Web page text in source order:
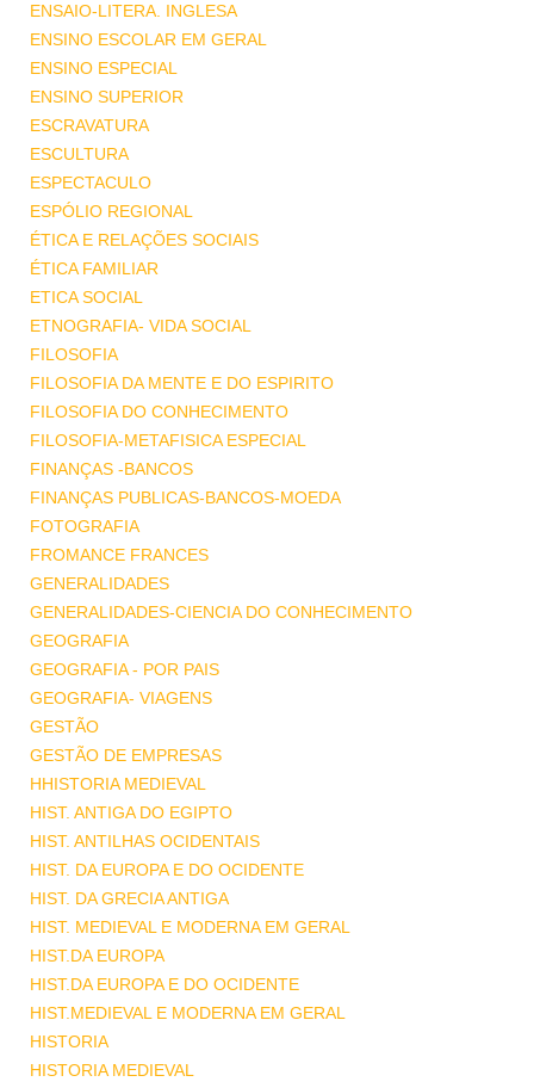
ENSAIO-LITERA. INGLESA
ENSINO ESCOLAR EM GERAL
ENSINO ESPECIAL
ENSINO SUPERIOR
ESCRAVATURA
ESCULTURA
ESPECTACULO
ESPÓLIO REGIONAL
ÉTICA E RELAÇÕES SOCIAIS
ÉTICA FAMILIAR
ETICA SOCIAL
ETNOGRAFIA- VIDA SOCIAL
FILOSOFIA
FILOSOFIA DA MENTE E DO ESPIRITO
FILOSOFIA DO CONHECIMENTO
FILOSOFIA-METAFISICA ESPECIAL
FINANÇAS -BANCOS
FINANÇAS PUBLICAS-BANCOS-MOEDA
FOTOGRAFIA
FROMANCE FRANCES
GENERALIDADES
GENERALIDADES-CIENCIA DO CONHECIMENTO
GEOGRAFIA
GEOGRAFIA - POR PAIS
GEOGRAFIA- VIAGENS
GESTÃO
GESTÃO DE EMPRESAS
HHISTORIA MEDIEVAL
HIST. ANTIGA DO EGIPTO
HIST. ANTILHAS OCIDENTAIS
HIST. DA EUROPA E DO OCIDENTE
HIST. DA GRECIA ANTIGA
HIST. MEDIEVAL E MODERNA EM GERAL
HIST.DA EUROPA
HIST.DA EUROPA E DO OCIDENTE
HIST.MEDIEVAL E MODERNA EM GERAL
HISTORIA
HISTORIA MEDIEVAL